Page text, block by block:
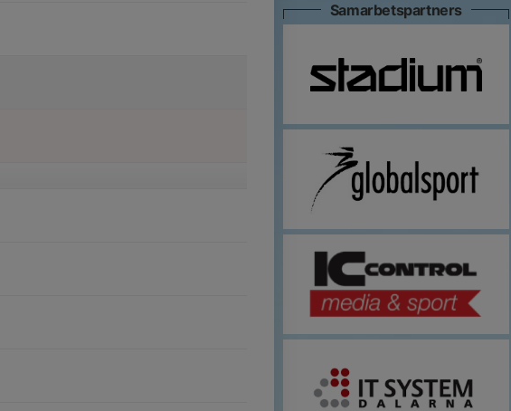
Samarbetspartners